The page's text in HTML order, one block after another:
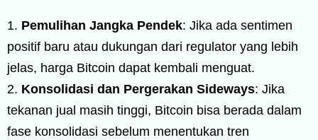
Pemulihan Jangka Pendek: Jika ada sentimen
positif baru atau dukungan dari regulator yang lebih
jelas, harga Bitcoin dapat kembali menguat.
Konsolidasi dan Pergerakan Sideways: Jika
tekanan jual masih tinggi, Bitcoin bisa berada dalam
fase konsolidasi sebelum menentukan tren